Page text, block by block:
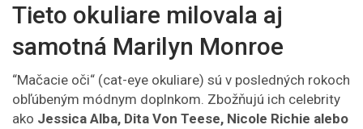
Tieto okuliare milovala aj
samotná Marilyn Monroe
“Mačacie oči“ (cat-eye okuliare) sú v posledných rokoch
obľúbeným módnym doplnkom. Zbožňujú ich celebrity
ako Jessica Alba, Dita Von Teese, Nicole Richie alebo